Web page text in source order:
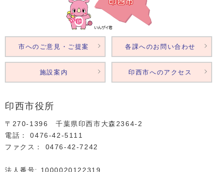
印西市役所
〒270-1396 千葉県印西市大森2364‐2
電話： 0476‐42‐5111
ファクス： 0476‐42‐7242
法人番号: 1000020122319
市へのご意見・ご提案 各課へのお問い合わせ
施設案内 印西市へのアクセス